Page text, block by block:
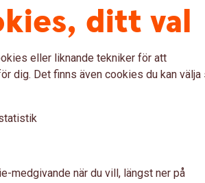
vilket omfattar
ditt val
eller liknande tekniker för att
dig. Det finns även cookies du kan välja
medgivande när du vill, längst ner på